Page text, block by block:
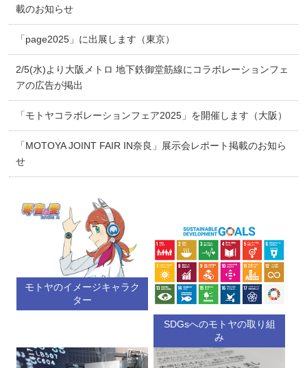
載のお知らせ
「page2025」に出展します（東京）
2/5(水)より大阪メトロ 地下鉄御堂筋線にコラボレーションフェ
アの広告が掲出
「モトヤコラボレーションフェア2025」を開催します（大阪）
「MOTOYA JOINT FAIR IN奈良」展示会レポート掲載のお知ら
せ
モトヤのイメージキャラク
ター
SDGsへのモトヤの取り組
み